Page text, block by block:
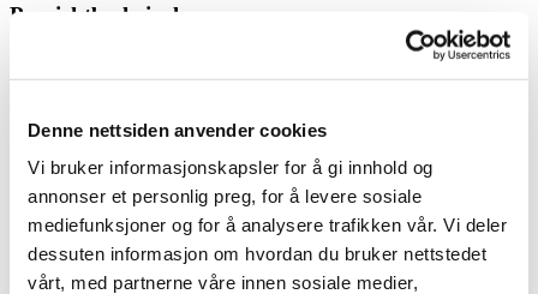
Denne nettsiden anvender cookies
Vi bruker informasjonskapsler for å gi innhold og
annonser et personlig preg, for å levere sosiale
mediefunksjoner og for å analysere trafikken vår. Vi deler
dessuten informasjon om hvordan du bruker nettstedet
vårt, med partnerne våre innen sosiale medier,
Prosjektbeskrivelse
For det nye Drammen sykehuset ble det planlagt å benytte en ny
type hengende tegl rundt fasaden, kjent som skjermtegl, på grunn av
tradisjonell murt tegl.
Oslo Entreprenørbedrift har vært ansvarlig for å lekte ut alle
veggene på det nye sykehuset, med en avstand på ca. 200 mm.
Dette krevde et imponerende antall mellom 90 og 100 000
løpemeter med trevirke for å skape en solid base før skjermteglen
kunne henges på plass. Skjermteglen ble satt opp av vårt
søsterselskap
Oslo Tegl og Puss AS